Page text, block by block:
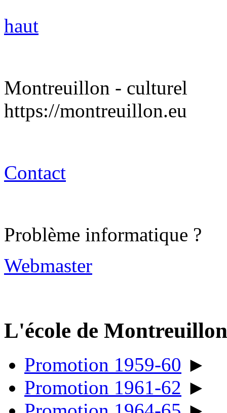
haut
Montreuillon - culturel
https://montreuillon.eu
Contact
Problème informatique ?
Webmaster
L'école de Montreuillon
Promotion 1959-60 ►
Promotion 1961-62 ►